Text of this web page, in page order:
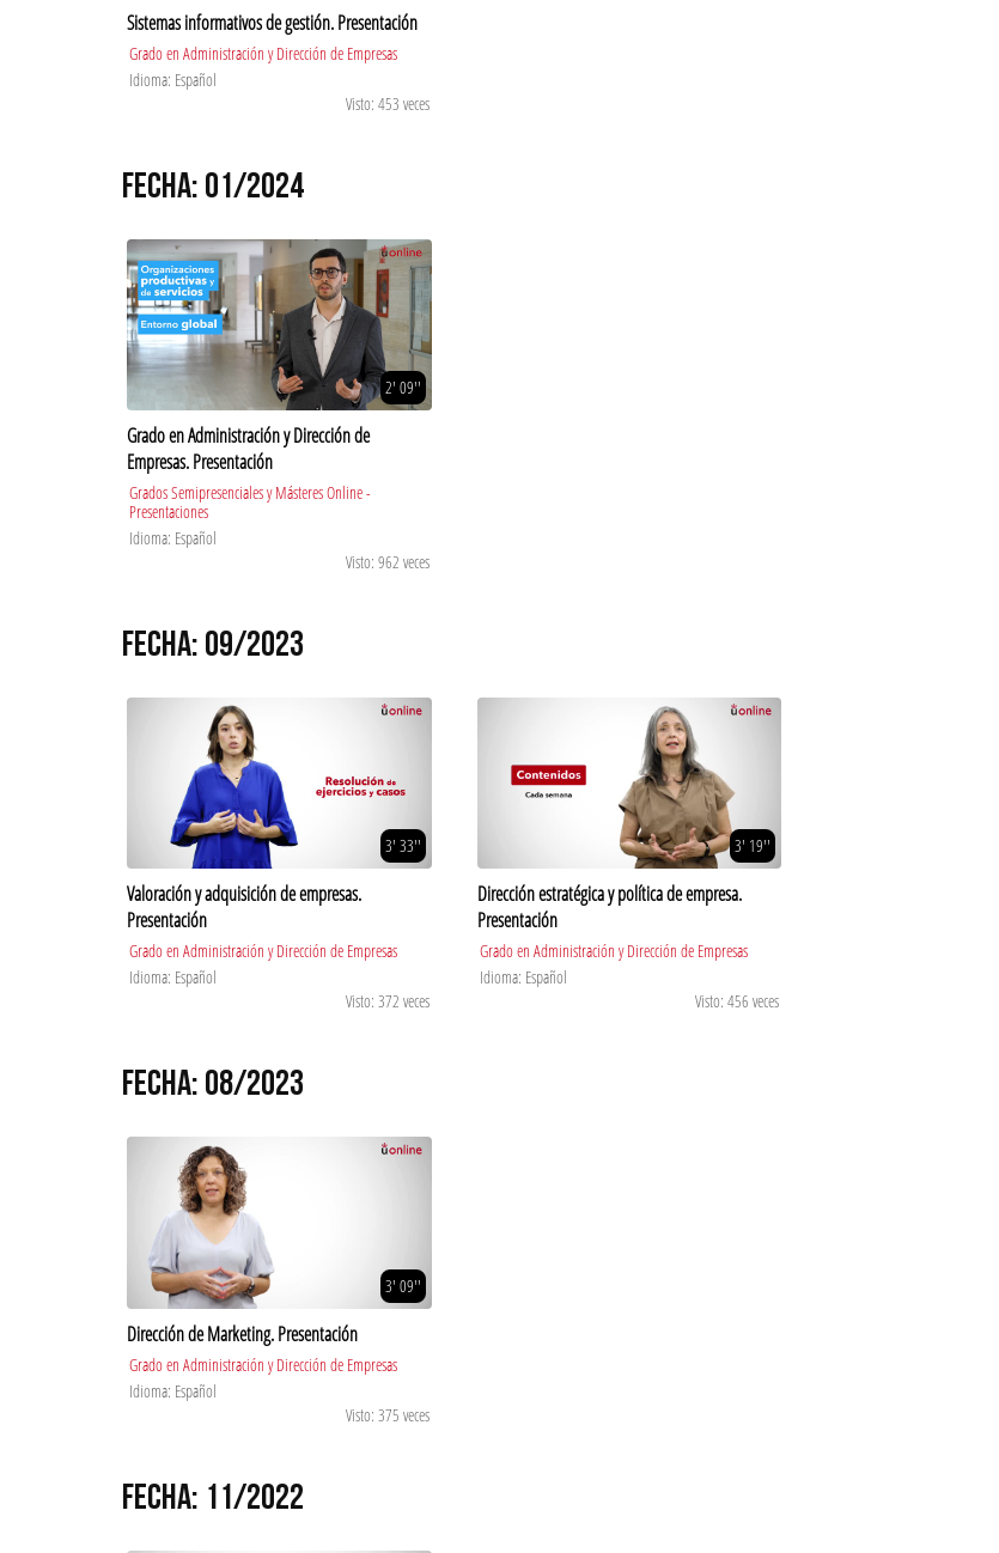
Sistemas informativos de gestión. Presentación
Grado en Administración y Dirección de Empresas
Idioma: Español
Visto: 453 veces
FECHA: 01/2024
2' 09''
Grado en Administración y Dirección de
Empresas. Presentación
Grados Semipresenciales y Másteres Online -
Presentaciones
Idioma: Español
Visto: 962 veces
FECHA: 09/2023
3' 33''
Valoración y adquisición de empresas.
Presentación
Grado en Administración y Dirección de Empresas
Idioma: Español
Visto: 372 veces
3' 19''
Dirección estratégica y política de empresa.
Presentación
Grado en Administración y Dirección de Empresas
Idioma: Español
Visto: 456 veces
FECHA: 08/2023
3' 09''
Dirección de Marketing. Presentación
Grado en Administración y Dirección de Empresas
Idioma: Español
Visto: 375 veces
FECHA: 11/2022